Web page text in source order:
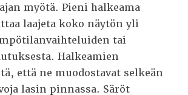
myötä. Pieni halkeama
laajeta koko näytön yli
tai
Halkeamien
että ne muodostavat selkeän
lasin pinnassa. Säröt